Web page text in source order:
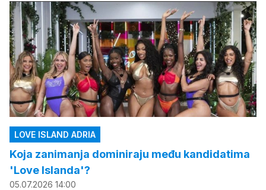
LOVE ISLAND ADRIA
Koja zanimanja dominiraju među kandidatima
'Love Islanda'?
05.07.2026 14:00